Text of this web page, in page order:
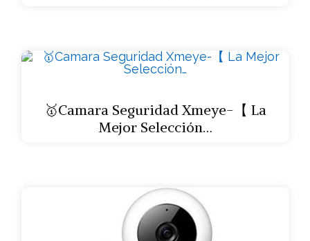
🥇Camara Seguridad Xmeye-【 La
Mejor Selección…